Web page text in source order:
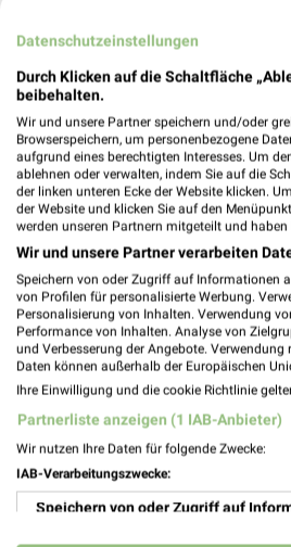
465,29 km
Donauwörth,
463,14 km
Datenschutzeinstellungen
Durch Klicken auf die Schaltfläche
beibehalten.
Wir und unsere Partner speichern und/oder
Browserspeichern, um personenbezogene
aufgrund eines berechtigten Interesses. Um
ablehnen oder verwalten, indem Sie auf die
der linken unteren Ecke der Website klicken.
der Website und klicken Sie auf den
werden unseren Partnern mitgeteilt und
Wir und unsere Partner verarbeiten
Speichern von oder Zugriff auf Informationen
von Profilen für personalisierte Werbung.
Personalisierung von Inhalten. Verwendung
Performance von Inhalten. Analyse von
und Verbesserung der Angebote.
Daten können außerhalb der Europäischen
Ihre Einwilligung und die cookie Richtlinie
Partnerliste anzeigen (1 IAB-Anbieter)
Wir nutzen Ihre Daten für folgende Zwecke:
IAB-Verarbeitungszwecke:
Speichern von oder Zugriff auf